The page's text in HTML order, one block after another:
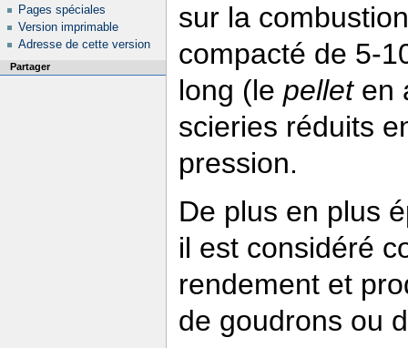
sur la
compacté de 5-
long (le pelleten
scieries réduits
pression.
De plus en plus
il est considéré
rendement et
de goudrons ou
Pages spéciales
Version imprimable
Adresse de cette version
Partager